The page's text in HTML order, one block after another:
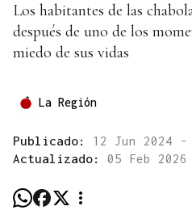
Los habitantes de las
después de uno de los
miedo de sus vidas
La Región
Publicado: 12 Jun 2024 -
Actualizado: 05 Feb